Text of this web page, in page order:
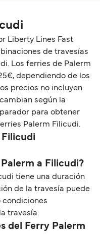
Liberty Lines Fast
de travesías
Los ferries de Palerm
dependiendo de los
precios no incluyen
según la
para obtener
Palerm Filicudi.
Filicudi
a Filicudi?
tiene una duración
de la travesía puede
condiciones
travesía.
del Ferry Palerm